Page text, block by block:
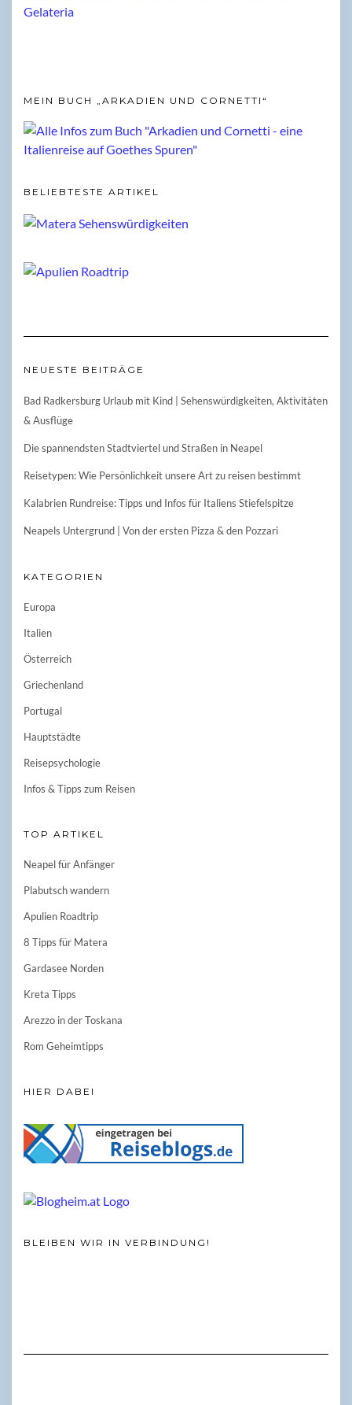
MEIN BUCH „ARKADIEN UND CORNETTI“
BELIEBTESTE ARTIKEL
NEUESTE BEITRÄGE
Bad Radkersburg Urlaub mit Kind | Sehenswürdigkeiten, Aktivitäten
& Ausflüge
Die spannendsten Stadtviertel und Straßen in Neapel
Reisetypen: Wie Persönlichkeit unsere Art zu reisen bestimmt
Kalabrien Rundreise: Tipps und Infos für Italiens Stiefelspitze
Neapels Untergrund | Von der ersten Pizza & den Pozzari
KATEGORIEN
Europa
Italien
Österreich
Griechenland
Portugal
Hauptstädte
Reisepsychologie
Infos & Tipps zum Reisen
TOP ARTIKEL
Neapel für Anfänger
Plabutsch wandern
Apulien Roadtrip
8 Tipps für Matera
Gardasee Norden
Kreta Tipps
Arezzo in der Toskana
Rom Geheimtipps
HIER DABEI
BLEIBEN WIR IN VERBINDUNG!